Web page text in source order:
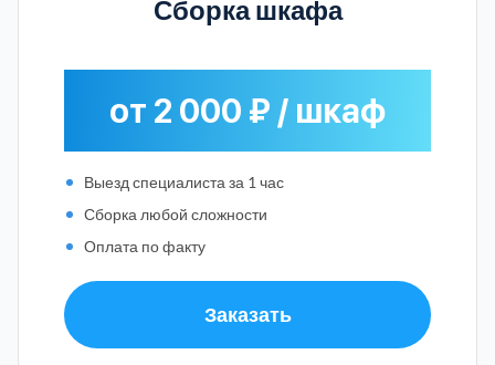
Сборка шкафа
от 2 000 ₽ / шкаф
Выезд специалиста за 1 час
Сборка любой сложности
Оплата по факту
Заказать